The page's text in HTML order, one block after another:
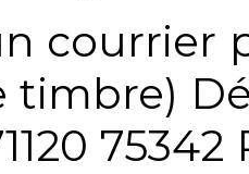
courrier
timbre)
75342